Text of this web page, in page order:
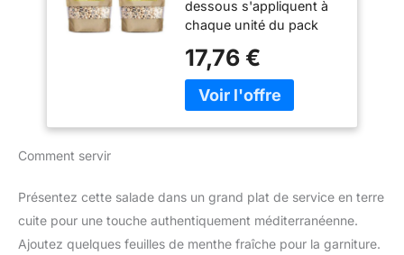
en fibres - Riches
en protéines (Lot
de 2)
dessous s'appliquent à
chaque unité du pack
conservation Facile à
combiner Ingrédient idéal
17,76 €
Comment servir
Présentez cette salade dans un grand plat de service en terre
cuite pour une touche authentiquement méditerranéenne.
Ajoutez quelques feuilles de menthe fraîche pour la garniture.